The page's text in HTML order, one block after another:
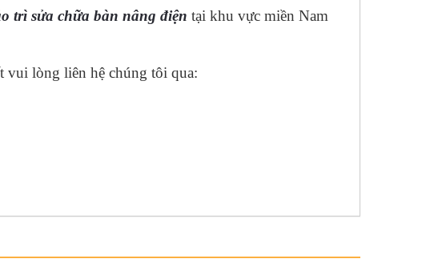
trì sửa chữa bàn nâng điện tại khu vực miền Nam
vui lòng liên hệ chúng tôi qua: